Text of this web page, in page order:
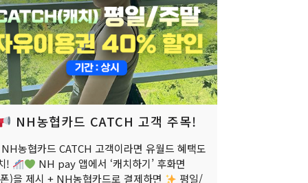
NH농협카드 CATCH 고객 주목!
농협카드 CATCH 고객이라면 유월드 혜택도
!
NH pay 앱에서 ‘캐치하기’ 후화면
)을 제시 + NH농협카드로 결제하면
평일/